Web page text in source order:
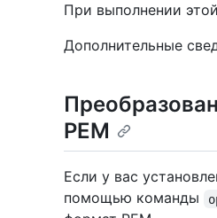
При выполнении
Дополнительные
PEM
Если у вас
помощью команды